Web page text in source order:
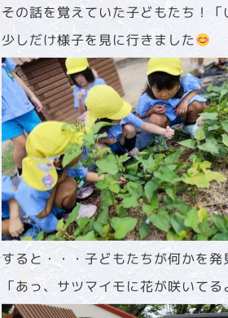
その話を覚えていた子どもたち！
少しだけ様子を見に行きました
すると・・・子どもたちが何かを発
「あっ、サツマイモに花が咲いてる